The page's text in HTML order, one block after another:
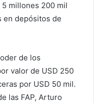
millones 200 mil
en depósitos de
de los
valor de USD 250
por USD 50 mil.
las FAP, Arturo